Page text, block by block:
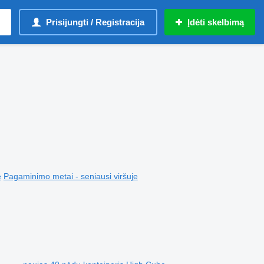
Prisijungti / Registracija Įdėti skelbimą
Pagaminimo metai - seniausi viršuje